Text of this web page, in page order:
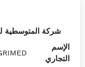
شركة المتوسطية
الإسم
التجاري